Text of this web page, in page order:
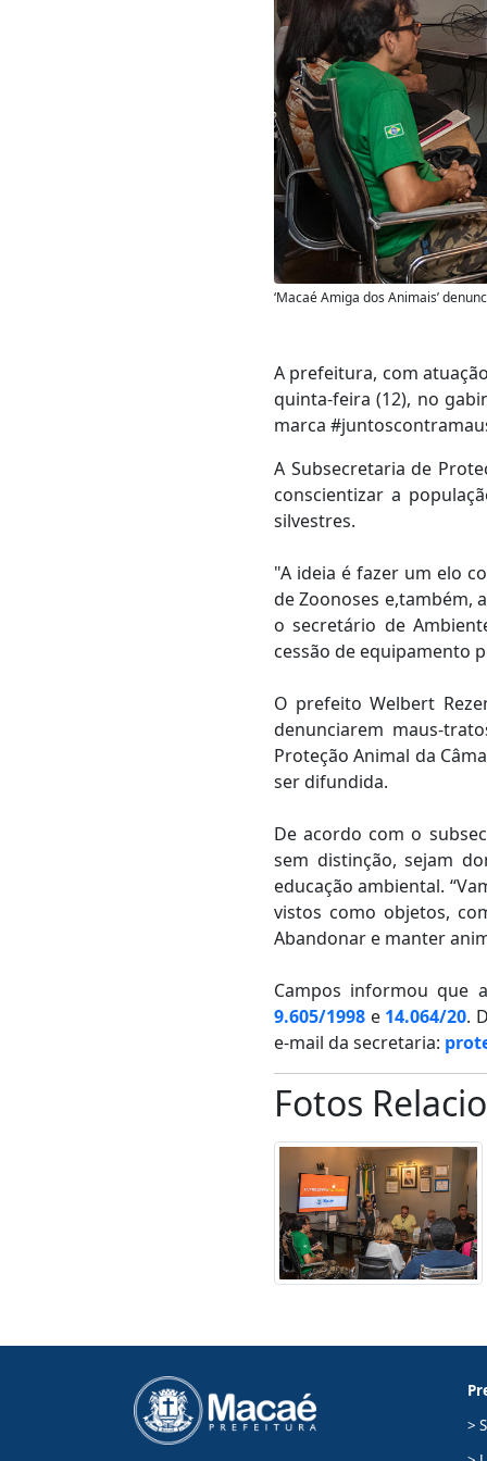
‘Macaé Amiga dos Animais’
A prefeitura, com
quinta-feira (12), no
marca
A Subsecretaria de
conscientizar a
silvestres.
"A ideia é fazer um elo
de Zoonoses e,também,
o secretário de
cessão de equipamento
O prefeito Welbert
denunciarem maus-
Proteção Animal da
ser difundida.
De acordo com o
sem distinção, sejam
educação ambiental.
vistos como objetos,
Abandonar e manter
Campos informou que
9.605/1998 e 14.064/20.
e-mail da secretaria:
Fotos
>